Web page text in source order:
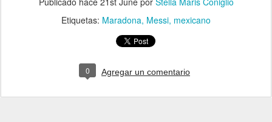
Etiquetas: Maradona Messi mexicano
0 Agregar un comentario